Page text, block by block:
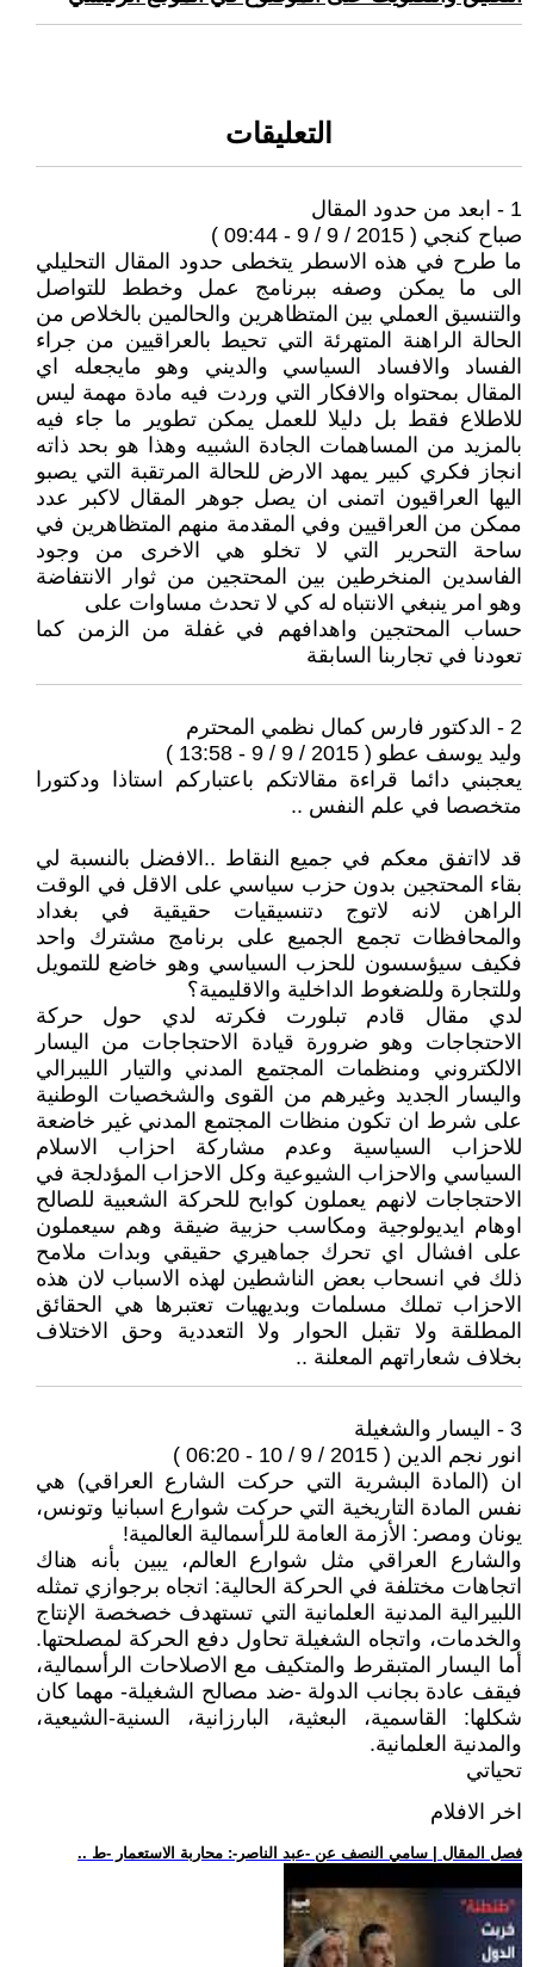
التعليقات
1 - ابعد من حدود المقال
صباح كنجي ( 2015 / 9 / 9 - 09:44 )
ما طرح في هذه الاسطر يتخطى حدود المقال التحليلي
الى ما يمكن وصفه ببرنامج عمل وخطط للتواصل
والتنسيق العملي بين المتظاهرين والحالمين بالخلاص من
الحالة الراهنة المتهرئة التي تحيط بالعراقيين من جراء
الفساد والافساد السياسي والديني وهو مايجعله اي
المقال بمحتواه والافكار التي وردت فيه مادة مهمة ليس
للاطلاع فقط بل دليلا للعمل يمكن تطوير ما جاء فيه
بالمزيد من المساهمات الجادة الشبيه وهذا هو بحد ذاته
انجاز فكري كبير يمهد الارض للحالة المرتقبة التي يصبو
اليها العراقيون اتمنى ان يصل جوهر المقال لاكبر عدد
ممكن من العراقيين وفي المقدمة منهم المتظاهرين في
ساحة التحرير التي لا تخلو هي الاخرى من وجود
الفاسدين المنخرطين بين المحتجين من ثوار الانتفاضة
وهو امر ينبغي الانتباه له كي لا تحدث مساوات على
حساب المحتجين واهدافهم في غفلة من الزمن كما
تعودنا في تجاربنا السابقة
2 - الدكتور فارس كمال نظمي المحترم
وليد يوسف عطو ( 2015 / 9 / 9 - 13:58 )
يعجبني دائما قراءة مقالاتكم باعتباركم استاذا ودكتورا
متخصصا في علم النفس ..
قد لااتفق معكم في جميع النقاط ..الافضل بالنسبة لي
بقاء المحتجين بدون حزب سياسي على الاقل في الوقت
الراهن لانه لاتوج دتنسيقيات حقيقية في بغداد
والمحافظات تجمع الجميع على برنامج مشترك واحد
فكيف سيؤسسون للحزب السياسي وهو خاضع للتمويل
وللتجارة وللضغوط الداخلية والاقليمية؟
لدي مقال قادم تبلورت فكرته لدي حول حركة
الاحتجاجات وهو ضرورة قيادة الاحتجاجات من اليسار
الالكتروني ومنظمات المجتمع المدني والتيار الليبرالي
واليسار الجديد وغيرهم من القوى والشخصيات الوطنية
على شرط ان تكون منظات المجتمع المدني غير خاضعة
للاحزاب السياسية وعدم مشاركة احزاب الاسلام
السياسي والاحزاب الشيوعية وكل الاحزاب المؤدلجة في
الاحتجاجات لانهم يعملون كوابح للحركة الشعبية للصالح
اوهام ايديولوجية ومكاسب حزبية ضيقة وهم سيعملون
على افشال اي تحرك جماهيري حقيقي وبدات ملامح
ذلك في انسحاب بعض الناشطين لهذه الاسباب لان هذه
الاحزاب تملك مسلمات وبديهيات تعتبرها هي الحقائق
المطلقة ولا تقبل الحوار ولا التعددية وحق الاختلاف
بخلاف شعاراتهم المعلنة ..
3 - اليسار والشغيلة
انور نجم الدين ( 2015 / 9 / 10 - 06:20 )
ان (المادة البشرية التي حركت الشارع العراقي) هي
نفس المادة التاريخية التي حركت شوارع اسبانيا وتونس،
يونان ومصر: الأزمة العامة للرأسمالية العالمية!
والشارع العراقي مثل شوارع العالم، يبين بأنه هناك
اتجاهات مختلفة في الحركة الحالية: اتجاه برجوازي تمثله
اللبيرالية المدنية العلمانية التي تستهدف خصخصة الإنتاج
والخدمات، واتجاه الشغيلة تحاول دفع الحركة لمصلحتها.
أما اليسار المتبقرط والمتكيف مع الاصلاحات الرأسمالية،
فيقف عادة بجانب الدولة -ضد مصالح الشغيلة- مهما كان
شكلها: القاسمية، البعثية، البارزانية، السنية-الشيعية،
والمدنية العلمانية.
تحياتي
اخر الافلام
.. فصل المقال | سامي النصف عن -عبد الناصر-: محاربة الاستعمار -ط